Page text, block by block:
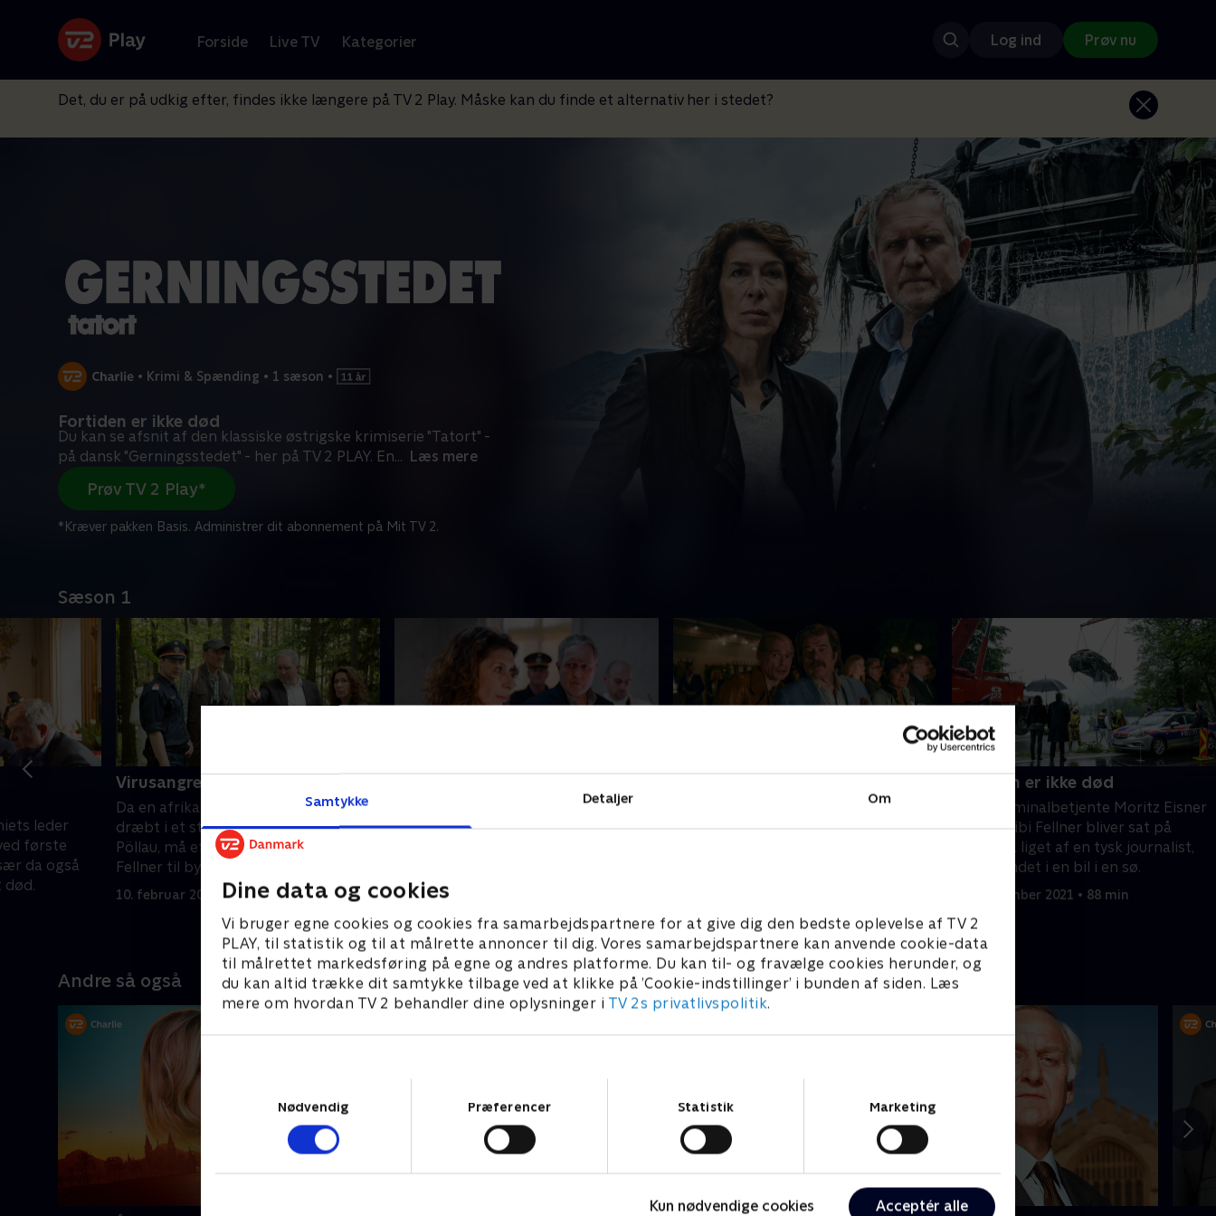
Samtykke Detaljer Om
Dine data og cookies
Vi bruger egne cookies og cookies fra samarbejdspartnere for at give dig den bedste oplevelse af TV 2
PLAY, til statistik og til at målrette annoncer til dig. Vores samarbejdspartnere kan anvende cookie-data
til målrettet markedsføring på egne og andres platforme. Du kan til- og fravælge cookies herunder, og
du kan altid trække dit samtykke tilbage ved at klikke på ’Cookie-indstillinger’ i bunden af siden. Læs
mere om hvordan TV 2 behandler dine oplysninger i TV 2s privatlivspolitik.
Nødvendig
Præferencer Statistik Marketing
Kun nødvendige cookies Acceptér alle
Forside Live TV Kategorier Log ind Prøv nu
Det, du er på udkig efter, findes ikke længere på TV 2 Play. Måske kan du finde et alternativ her i stedet?
• Krimi & Spænding • 1 sæson •
Fortiden er ikke død
Du kan se afsnit af den klassiske østrigske krimiserie "Tatort" -
på dansk "Gerningsstedet" - her på TV 2 PLAY. En... Læs mere
Prøv TV 2 Play*
*Kræver pakken Basis. Administrer dit abonnement på Mit TV 2.
Sæson 1
leder
første
da også
død.
Virusangrebet
Da en afrikansk mand bliver fundet
dræbt i et stenbrud ved den lille by
Pöllau, må efterforskerne Eisner og
Fellner til byen for at kaste nyt lys på
sagen.
10. februar 2019 • 86 min
Under en lejlighedsfremvisning gør
ejendomsmægleren et bizart fund -
17. februar 2019 • 88 min
Et indtil videre uidentificeret lig er
Fortiden er ikke død
De to kriminalbetjente Moritz Eisner
og Bibi Bibi Fellner bliver sat på
sagen, da liget af en tysk journalist,
bliver fundet i en bil i en sø.
25. september 2021 • 88 min
Andre så også